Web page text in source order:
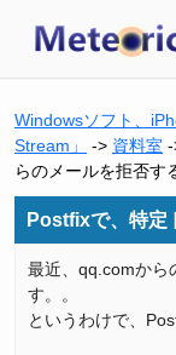
Windowsソフト、
Stream」
-> 資料室 -
らのメールを拒否す
Postfixで、特定
最近、qq.comから
す。。
というわけで、